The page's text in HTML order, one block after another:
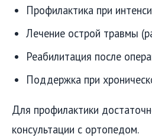
Профилактика при
Лечение острой травмы
Реабилитация после
Поддержка при
Для профилактики
консультации с ортопедом.